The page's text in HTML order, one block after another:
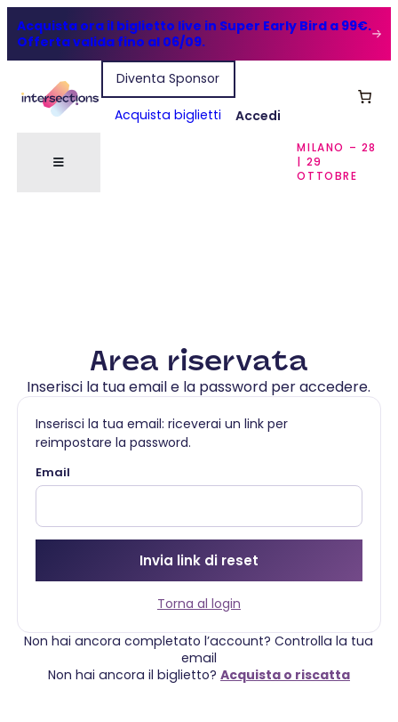
Acquista ora il biglietto live in Super Early Bird a 99€.
Offerta valida fino al 06/09.
Diventa Sponsor
Acquista biglietti Accedi
MILANO – 28
| 29
OTTOBRE
Area riservata
Inserisci la tua email e la password per accedere.
Inserisci la tua email: riceverai un link per
reimpostare la password.
Email
Invia link di reset
Torna al login
Non hai ancora completato l’account? Controlla la tua
email
Non hai ancora il biglietto? Acquista o riscatta